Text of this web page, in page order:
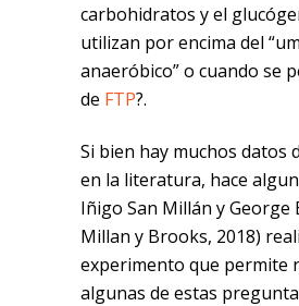
carbohidratos y el
utilizan por encima del
anaeróbico” o cuando se
de FTP?.
Si bien hay muchos datos
en la literatura, hace
Iñigo San Millán y George
Millan y Brooks, 2018)
experimento que permite
algunas de estas